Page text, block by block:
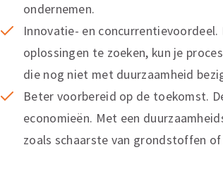
ondernemen.
Innovatie- en
oplossingen te zoeken, kun je
die nog niet met duurzaamheid
Beter voorbereid op de toekomst.
economieën. Met een
zoals schaarste van grondstoffen